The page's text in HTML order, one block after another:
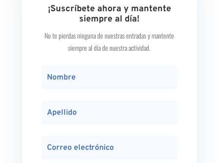
¡Suscríbete ahora y mantente
siempre al día!
No te pierdas ninguna de nuestras entradas y mantente
siempre al día de nuestra actividad.